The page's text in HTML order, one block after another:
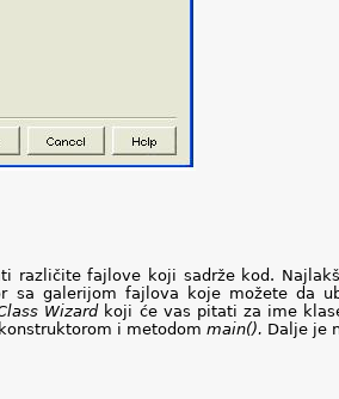
različite fajlove koji sadrže kod.
sa galerijom fajlova koje možete da
Wizard koji će vas pitati za ime
i metodommain(). Dalje je